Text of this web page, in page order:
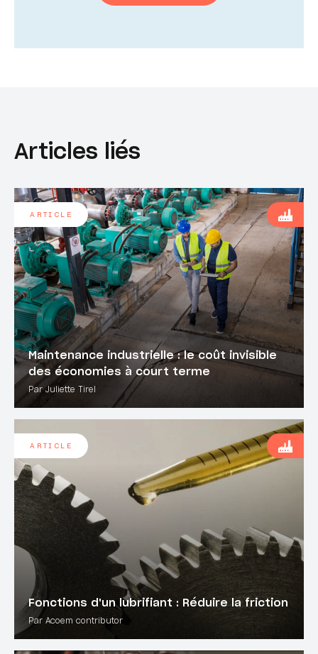
Articles liés
Maintenance industrielle : le coût invisible
des économies à court terme
Par Juliette Tirel
ARTICLE
Fonctions d'un lubrifiant : Réduire la friction
Par Acoem contributor
ARTICLE